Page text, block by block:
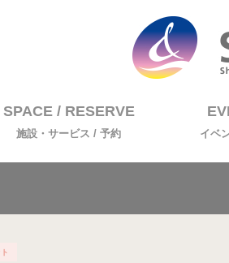
SPACE / RESERVE
施設・サービス / 予約 イベ